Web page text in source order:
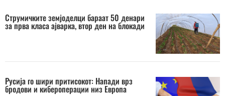
Струмичките земјоделци бараат 50 денари
за прва класа ајварка, втор ден на блокади
Русија го шири притисокот: Напади врз
бродови и кибероперации низ Европа